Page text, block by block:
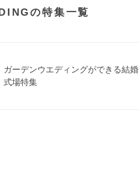
の特集一覧
ガーデンウエディングができる結婚
式場特集